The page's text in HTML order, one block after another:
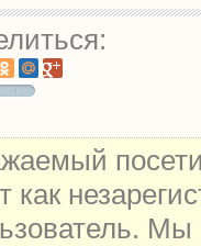
как